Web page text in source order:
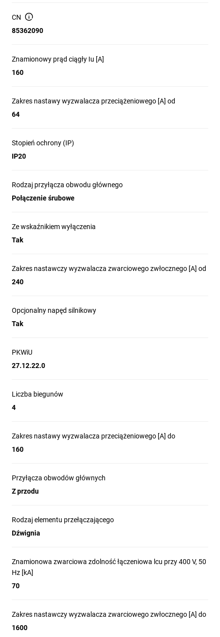
CN
85362090
Znamionowy prąd ciągły Iu [A]
160
Zakres nastawy wyzwalacza przeciążeniowego [A] od
64
Stopień ochrony (IP)
IP20
Rodzaj przyłącza obwodu głównego
Połączenie śrubowe
Ze wskaźnikiem wyłączenia
Tak
Zakres nastawczy wyzwalacza zwarciowego zwłocznego [A] od
240
Opcjonalny napęd silnikowy
Tak
PKWiU
27.12.22.0
Liczba biegunów
4
Zakres nastawy wyzwalacza przeciążeniowego [A] do
160
Przyłącza obwodów głównych
Z przodu
Rodzaj elementu przełączającego
Dźwignia
Znamionowa zwarciowa zdolność łączeniowa lcu przy 400 V, 50
Hz [kA]
70
Zakres nastawczy wyzwalacza zwarciowego zwłocznego [A] do
1600